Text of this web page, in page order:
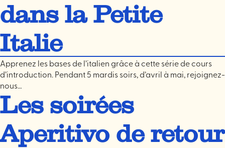
dans la Petite
Italie
Apprenez les bases de l’italien grâce à cette série de cours
d’introduction. Pendant 5 mardis soirs, d’avril à mai, rejoignez-
nous…
Les soirées
Aperitivo de retour